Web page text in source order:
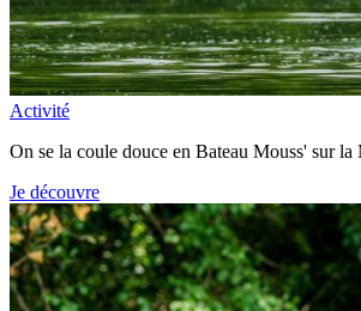
Activité
On se la coule douce en Bateau Mouss' sur la
Je découvre